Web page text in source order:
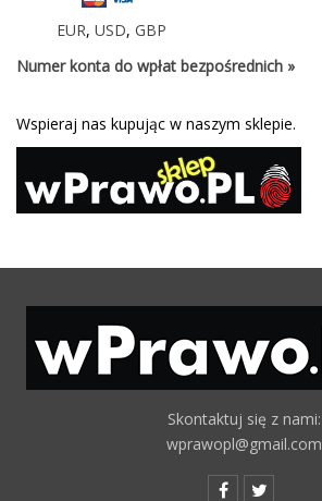
EUR, USD, GBP
Numer konta do wpłat bezpośrednich »
Wspieraj nas kupując w naszym sklepie.
Skontaktuj się z nami:
wprawopl@gmail.com